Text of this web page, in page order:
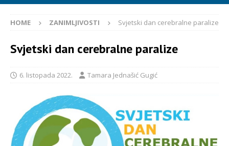
HOME ZANIMLJIVOSTI Svjetski dan cerebralne paralize
Svjetski dan cerebralne paralize
6. listopada 2022. Tamara Jednašić Gugić